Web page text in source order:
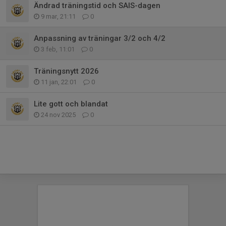
Ändrad träningstid och SAIS-dagen
9 mar, 21:11 0
Anpassning av träningar 3/2 och 4/2
3 feb, 11:01 0
Träningsnytt 2026
11 jan, 22:01 0
Lite gott och blandat
24 nov 2025 0